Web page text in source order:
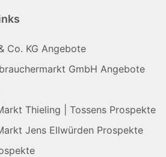
Co. KG Angebote
GmbH Angebote
Thieling | Tossens Prospekte
Jens Ellwürden Prospekte